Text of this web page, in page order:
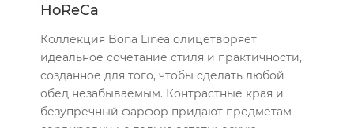
HoReCa
Коллекция Bona Linea олицетворяет
идеальное сочетание стиля и практичности,
созданное для того, чтобы сделать любой
обед незабываемым. Контрастные края и
безупречный фарфор придают предметам